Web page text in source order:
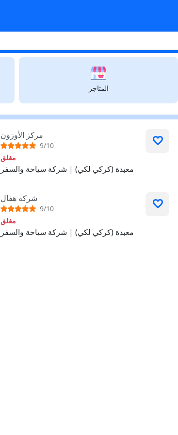
المتاجر
مركز الأوزون
9/10
مغلق
معبدة (كركي لكي) | شركة سياحة والسفر
شركه هفال
9/10
مغلق
معبدة (كركي لكي) | شركة سياحة والسفر